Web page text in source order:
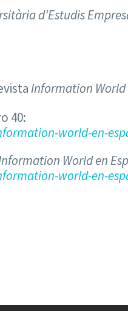
d’Estudis
Information World
40:
world-en-
World en
world-en-